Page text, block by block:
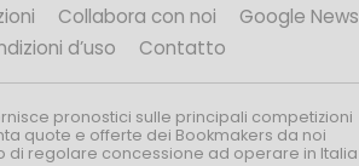
Collabora con noi
Google News
d’uso
Contatto
pronostici sulle principali competizioni
quote e offerte dei Bookmakers da noi
di regolare concessione ad operare in Italia